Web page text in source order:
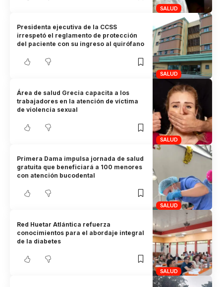
SALUD
SALUD
Presidenta ejecutiva de la CCSS
irrespetó el reglamento de protección
del paciente con su ingreso al quirófano
SALUD
Área de salud Grecia capacita a los
trabajadores en la atención de víctima
de violencia sexual
SALUD
Primera Dama impulsa jornada de salud
gratuita que beneficiará a 100 menores
con atención bucodental
SALUD
Red Huetar Atlántica refuerza
conocimientos para el abordaje integral
de la diabetes